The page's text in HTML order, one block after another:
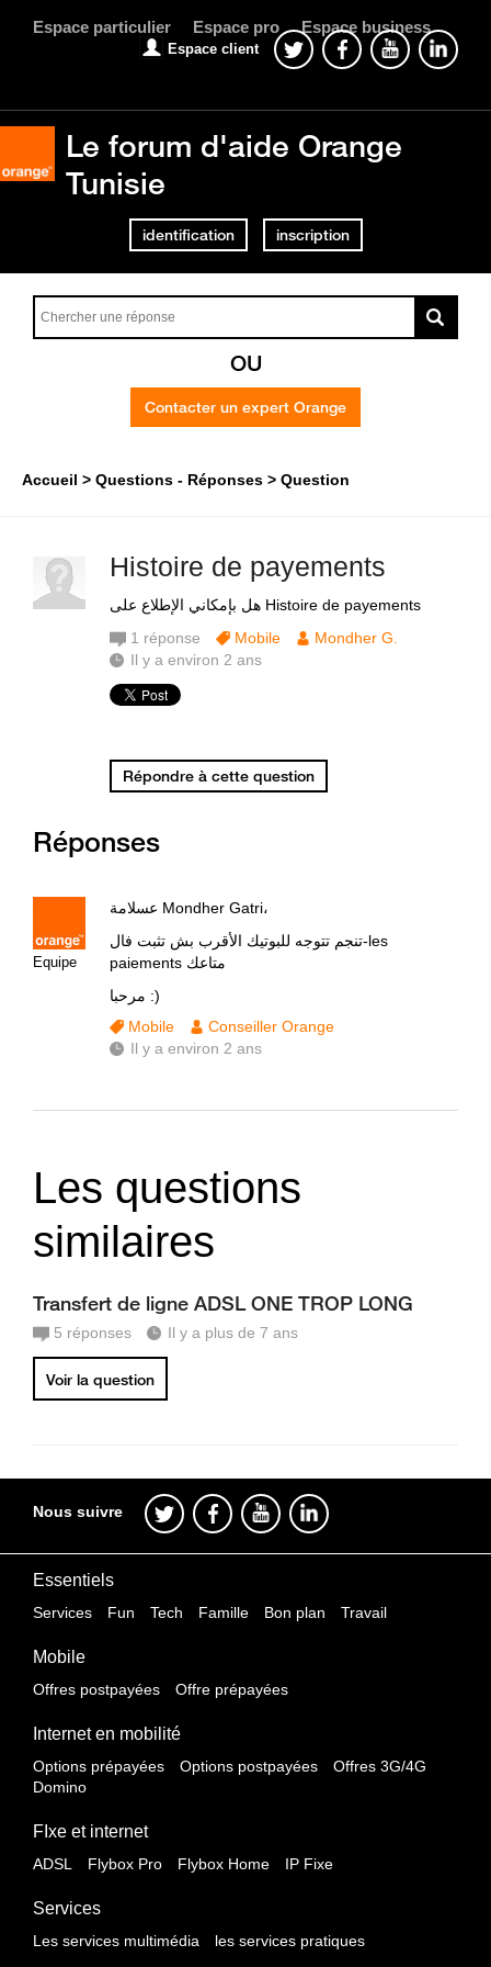
Espace particulier Espace pro Espace business
Espace client
Le forum d'aide Orange
Tunisie
identification inscription
OU
Contacter un expert Orange
Accueil Questions - Réponses Question
Histoire de payements
هل بإمكاني الإطلاع على Histoire de payements
1 réponse Mobile
Mondher G.
Il y a environ 2 ans
Répondre à cette question
Réponses
Equipe
عسلامة Mondher Gatri،
تنجم تتوجه للبوتيك الأقرب بش تثبت فال-les
paiements متاعك
مرحبا :)
Mobile
Conseiller Orange
Il y a environ 2 ans
Les questions
similaires
Transfert de ligne ADSL ONE TROP LONG
5 réponses Il y a plus de 7 ans
Voir la question
Nous suivre
Essentiels
Services Fun Tech Famille Bon plan Travail
Mobile
Offres postpayées Offre prépayées
Internet en mobilité
Options prépayées Options postpayées
Offres 3G/4G
Domino
FIxe et internet
ADSL Flybox Pro Flybox Home IP Fixe
Services
Les services multimédia les services pratiques